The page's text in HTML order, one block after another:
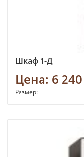
Шкаф 1-Д
Цена: 6 240
Размер: